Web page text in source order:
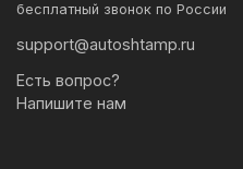
бесплатный звонок по России
support@autoshtamp.ru
Есть вопрос?
Напишите нам